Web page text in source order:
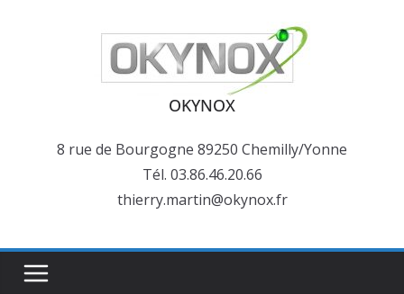
OKYNOX
8 rue de Bourgogne 89250 Chemilly/Yonne
Tél. 03.86.46.20.66
thierry.martin@okynox.fr